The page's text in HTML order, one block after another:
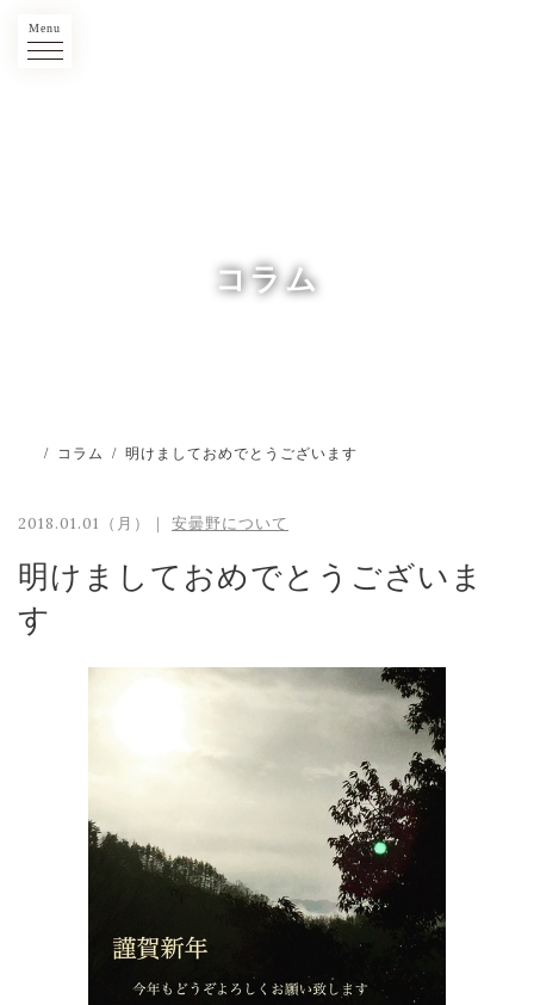
Menu
コラム
/ コラム / 明けましておめでとうございます
2018.01.01（月）｜ 安曇野について
明けましておめでとうございま
す